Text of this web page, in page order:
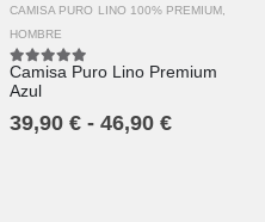
CAMISA PURO LINO 100% PREMIUM
HOMBRE
5.00 out of 5
Camisa Puro Lino Premium
Azul
39,90 € - 46,90 €